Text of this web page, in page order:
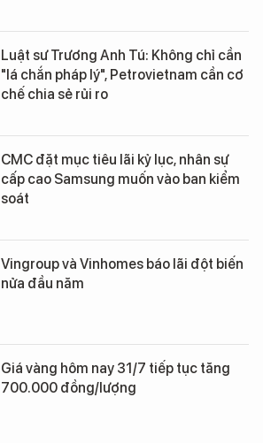
Luật sư Trương Anh Tú: Không chỉ cần
"lá chắn pháp lý", Petrovietnam cần cơ
chế chia sẻ rủi ro
CMC đặt mục tiêu lãi kỷ lục, nhân sự
cấp cao Samsung muốn vào ban kiểm
soát
Vingroup và Vinhomes báo lãi đột biến
nửa đầu năm
Giá vàng hôm nay 31/7 tiếp tục tăng
700.000 đồng/lượng